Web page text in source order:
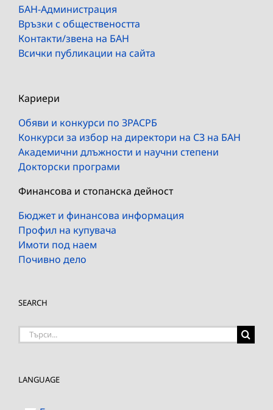
БАН-Администрация
Връзки с обществеността
Контакти/звена на БАН
Всички публикации на сайта
Кариери
Обяви и конкурси по ЗРАСРБ
Конкурси за избор на директори на СЗ на БАН
Академични длъжности и научни степени
Докторски програми
Финансова и стопанска дейност
Бюджет и финансова информация
Профил на купувача
Имоти под наем
Почивно дело
SEARCH
Търсене
LANGUAGE